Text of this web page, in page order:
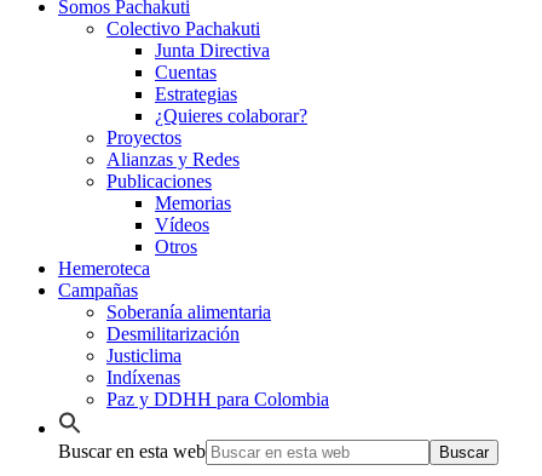
Somos Pachakuti
Colectivo Pachakuti
Junta Directiva
Cuentas
Estrategias
¿Quieres colaborar?
Proyectos
Alianzas y Redes
Publicaciones
Memorias
Vídeos
Otros
Hemeroteca
Campañas
Soberanía alimentaria
Desmilitarización
Justiclima
Indíxenas
Paz y DDHH para Colombia
Buscar en esta web